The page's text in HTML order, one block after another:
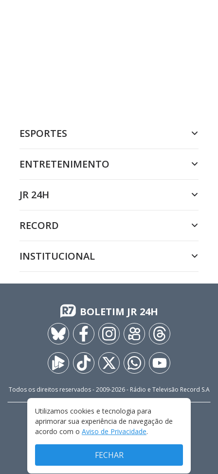
ESPORTES
ENTRETENIMENTO
JR 24H
RECORD
INSTITUCIONAL
BOLETIM JR 24H
Todos os direitos reservados - 2009-2026- Rádio e Televisão Record S.A
FALE CONOSCO
PRIVACIDADE
TERMOS E CONDIÇÕES DE USO
Utilizamos cookies e tecnologia para
aprimorar sua experiência de navegação de
acordo com o Aviso de Privacidade.
FECHAR